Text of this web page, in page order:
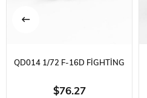
QD014 1/72 F-16D FIGHTING
FALCON SERGILEMEYE HAZIR
$76.27